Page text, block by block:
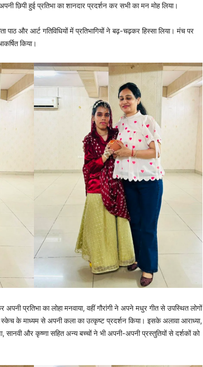
छिपी हुई प्रतिभा का शानदार प्रदर्शन कर सभी का मन मोह लिया।
और आर्ट गतिविधियों में प्रतिभागियों ने बढ़-चढ़कर हिस्सा लिया। मंच पर
किया।
प्रतिभा का लोहा मनवाया, वहीं गौरांगी ने अपने मधुर गीत से उपस्थित लोगों
स्केच के माध्यम से अपनी कला का उत्कृष्ट प्रदर्शन किया। इसके अलावा आराध्या,
सानवी और कृष्णा सहित अन्य बच्चों ने भी अपनी-अपनी प्रस्तुतियों से दर्शकों को